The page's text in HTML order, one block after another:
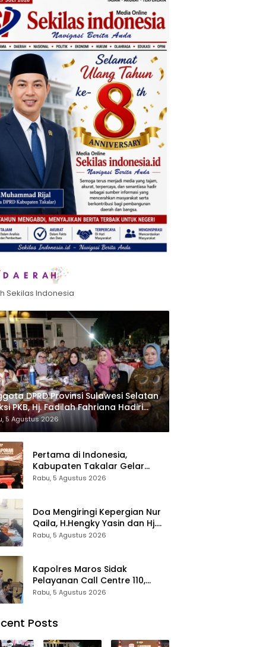
Sekilas Indonesia
DPRD Provinsi Sulawesi Selatan
PKB, Hj. Fadilah Fahriana Hadiri
Beri Apresiasi : Takalar Menyalakan
Pengabdian Melalui Malam
dan Inovasi Award 2026
5 Agustus 2026
Pertama di Indonesia,
Kabupaten Takalar Gelar
Malam Apresiasi dan Inovasi
Publik Berprestasi
Rabu, 5 Agustus 2026
Doa Mengiringi Kepergian Nur
Qaila, H.Hengky Yasin dan Hj.
Fadilah Fahriana Hadir
Rabu, 5 Agustus 2026
Kapolres Maros Sidak
Pelayanan Call Centre 110,
Pastikan Pelayanan Sigap Dan
Rabu, 5 Agustus 2026
Posts